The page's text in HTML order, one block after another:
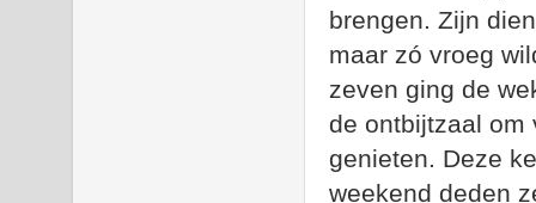
brengen. Zijn
maar zó vroeg
zeven ging de
de ontbijtzaal om
genieten. Deze
weekend deden